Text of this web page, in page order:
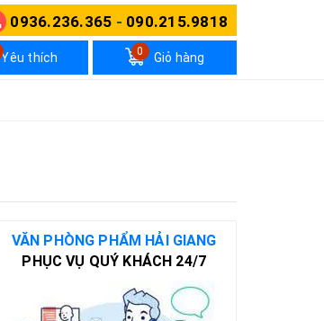
0936.236.365 - 090.215.9818
Yêu thích Giỏ hàng
0
VĂN PHÒNG PHẨM HẢI GIANG
PHỤC VỤ QUÝ KHÁCH 24/7